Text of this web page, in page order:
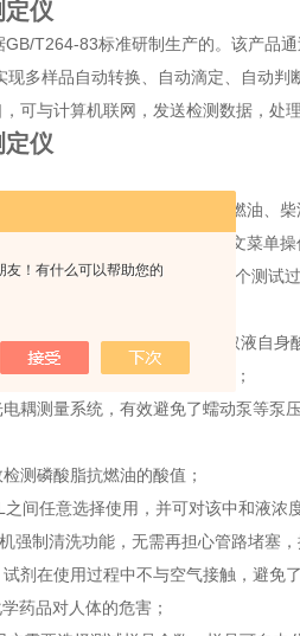
友！有什么可以帮助您的
仪
T264-83标准研制生产的。该产品
多样品自动转换、自动滴定、自动判
可与计算机联网，发送检测数据，处
仪
变压器油、汽轮机油、抗燃油、柴
计，大屏幕液晶显示、中文菜单操
动管路、打印结果等功能，整个测试
定、可自动标定并扣除萃取液自身
测量误差，提高了测量准确性；
量系统，有效避免了蠕动泵等泵压
磷酸脂抗燃油的酸值；
意选择使用，并可对该中和液浓度
清洗功能，无需再担心管路堵塞，
使用过程中不与空气接触，避免了
药品对人体的危害；